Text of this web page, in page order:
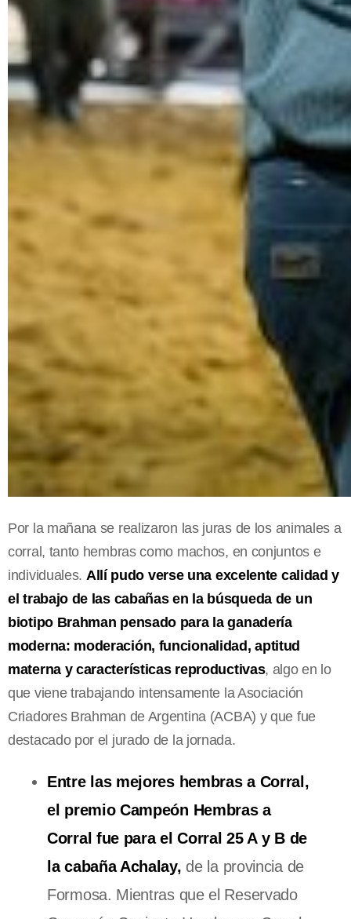
Por la mañana se realizaron las juras de los animales a
corral, tanto hembras como machos, en conjuntos e
individuales. Allí pudo verse una excelente calidad y
el trabajo de las cabañas en la búsqueda de un
biotipo Brahman pensado para la ganadería
moderna: moderación, funcionalidad, aptitud
materna y características reproductivas, algo en lo
que viene trabajando intensamente la Asociación
Criadores Brahman de Argentina (ACBA) y que fue
destacado por el jurado de la jornada.
Entre las mejores hembras a Corral,
el premio Campeón Hembras a
Corral fue para el Corral 25 A y B de
la cabaña Achalay, de la provincia de
Formosa. Mientras que el Reservado